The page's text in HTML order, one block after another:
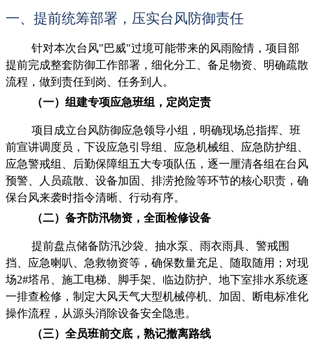
一、提前统筹部署，压实台风防御责任
针对本次台风"巴威"过境可能带来的风雨险情，项目部
提前完成整套防御工作部署，细化分工、备足物资、明确疏散
流程，做到责任到岗、任务到人。
（一）组建专项应急班组，定岗定责
项目成立台风防御应急领导小组，明确现场总指挥、班
前宣讲调度员，下设应急引导组、应急机械组、应急防护组、
应急警戒组、后勤保障组五大专项队伍，逐一厘清各组在台风
预警、人员疏散、设备加固、排涝抢险等环节的核心职责，确
保台风来袭时指令清晰、行动有序。
（二）备齐防汛物资，全面检修设备
提前盘点储备防汛沙袋、抽水泵、雨衣雨具、警戒围
挡、应急喇叭、急救物资等，确保数量充足、随取随用；对现
场2#塔吊、施工电梯、脚手架、临边防护、地下室排水系统逐
一排查检修，制定大风天气大型机械停机、加固、断电标准化
操作流程，从源头消除设备安全隐患。
（三）全员班前交底，熟记撤离路线